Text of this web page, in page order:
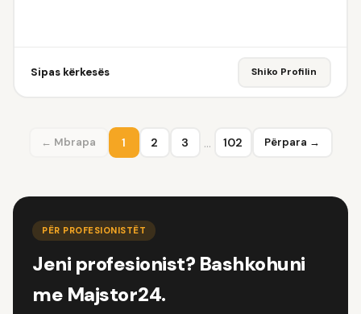
Sipas kërkesës Shiko Profilin
← Mbrapa 1 2 3 … 102 Përpara →
PËR PROFESIONISTËT
Jeni profesionist? Bashkohuni
me Majstor24.